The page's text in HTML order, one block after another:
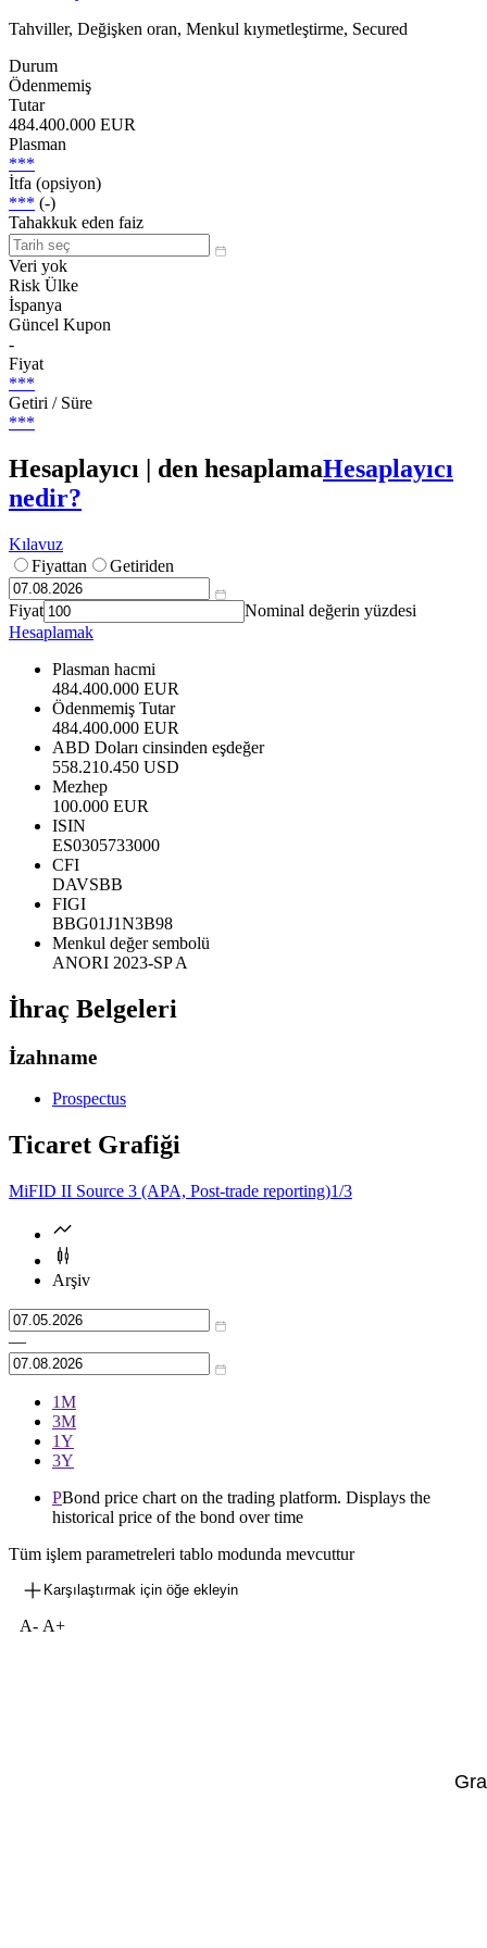
Tahviller, Değişken oran, Menkul kıymetleştirme, Secured
Durum
Ödenmemiş
Tutar
484.400.000 EUR
Plasman
***
İtfa (opsiyon)
*** (-)
Tahakkuk eden faiz
Veri yok
Risk Ülke
İspanya
Güncel Kupon
-
Fiyat
***
Getiri / Süre
***
Hesaplayıcı | den hesaplamaHesaplayıcı
nedir?
Kılavuz
Fiyattan
Getiriden
Fiyat
Nominal değerin yüzdesi
Hesaplamak
Plasman hacmi
484.400.000 EUR
Ödenmemiş Tutar
484.400.000 EUR
ABD Doları cinsinden eşdeğer
558.210.450 USD
Mezhep
100.000 EUR
ISIN
ES0305733000
CFI
DAVSBB
FIGI
BBG01J1N3B98
Menkul değer sembolü
ANORI 2023-SP A
İhraç Belgeleri
İzahname
Prospectus
Ticaret Grafiği
MiFID II Source 3 (APA, Post-trade reporting)1/3
Arşiv
—
1М
3М
1Y
3Y
PBond price chart on the trading platform. Displays the
historical price of the bond over time
Tüm işlem parametreleri tablo modunda mevcuttur
Karşılaştırmak için öğe ekleyin